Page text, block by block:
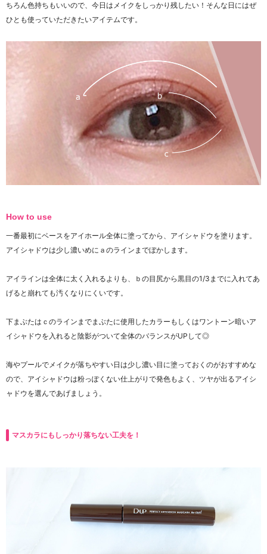
ちろん色持ちもいいので、今日はメイクをしっかり残したい！そんな日にはぜ
ひとも使っていただきたいアイテムです。
How to use
一番最初にベースをアイホール全体に塗ってから、アイシャドウを塗ります。
アイシャドウは少し濃いめにａのラインまでぼかします。
アイラインは全体に太く入れるよりも、ｂの目尻から黒目の1/3までに入れてあ
げると崩れても汚くなりにくいです。
下まぶたはｃのラインまでまぶたに使用したカラーもしくはワントーン暗いア
イシャドウを入れると陰影がついて全体のバランスがUPして◎
海やプールでメイクが落ちやすい日は少し濃い目に塗っておくのがおすすめな
ので、アイシャドウは粉っぽくない仕上がりで発色もよく、ツヤが出るアイシ
ャドウを選んであげましょう。
マスカラにもしっかり落ちない工夫を！